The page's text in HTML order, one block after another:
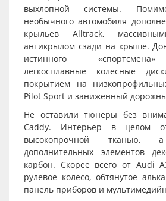
выхлопной системы.
необычного автомобиля
крыльев Alltrack,
антикрылом сзади на крыше.
истинного
легкосплавные колесные
покрытием на
Pilot Sport и заниженный
Не оставили тюнеры без
Caddy. Интерьер в целом
высокопрочной
дополнительных элементов
карбон. Скорее всего от Audi
рулевое колесо, обтянутое
панель приборов и